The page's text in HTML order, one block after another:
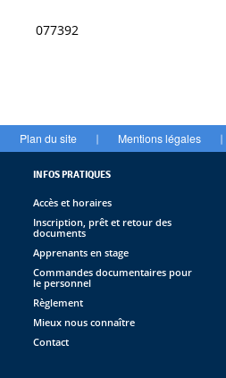
077392
Plan du site | Mentions légales |
INFOS PRATIQUES
Accès et horaires
Inscription, prêt et retour des
documents
Apprenants en stage
Commandes documentaires pour
le personnel
Règlement
Mieux nous connaître
Contact